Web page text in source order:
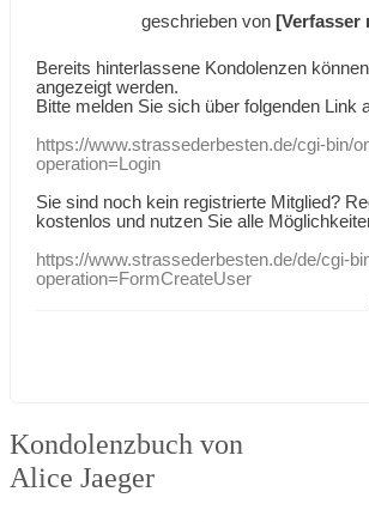
geschrieben von [Verfasser
Bereits hinterlassene Kondolenzen
angezeigt werden.
Bitte melden Sie sich über folgenden Link
https://www.strassederbesten.de/cgi-bin/
operation=Login
Sie sind noch kein registrierte Mitglied?
kostenlos und nutzen Sie alle
https://www.strassederbesten.de/de/cgi-
operation=FormCreateUser
Kondolenzbuch von
Alice Jaeger